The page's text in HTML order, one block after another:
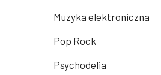
Muzyka elektroniczna
Pop Rock
Psychodelia